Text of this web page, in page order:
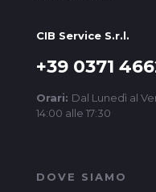
CIB Service S.r.l.
+39 0371
Orari: Dal Lunedì al
14:00 alle 17:30
DOVE SIAMO